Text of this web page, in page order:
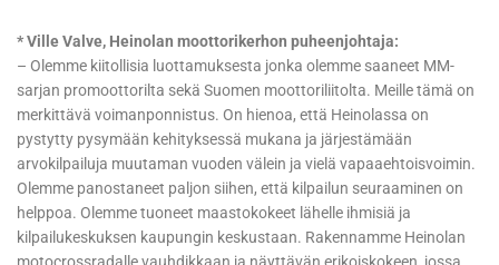
* Ville Valve, Heinolan moottorikerhon puheenjohtaja:
– Olemme kiitollisia luottamuksesta jonka olemme saaneet MM-
sarjan promoottorilta sekä Suomen moottoriliitolta. Meille tämä on
merkittävä voimanponnistus. On hienoa, että Heinolassa on
pystytty pysymään kehityksessä mukana ja järjestämään
arvokilpailuja muutaman vuoden välein ja vielä vapaaehtoisvoimin.
Olemme panostaneet paljon siihen, että kilpailun seuraaminen on
helppoa. Olemme tuoneet maastokokeet lähelle ihmisiä ja
kilpailukeskuksen kaupungin keskustaan. Rakennamme Heinolan